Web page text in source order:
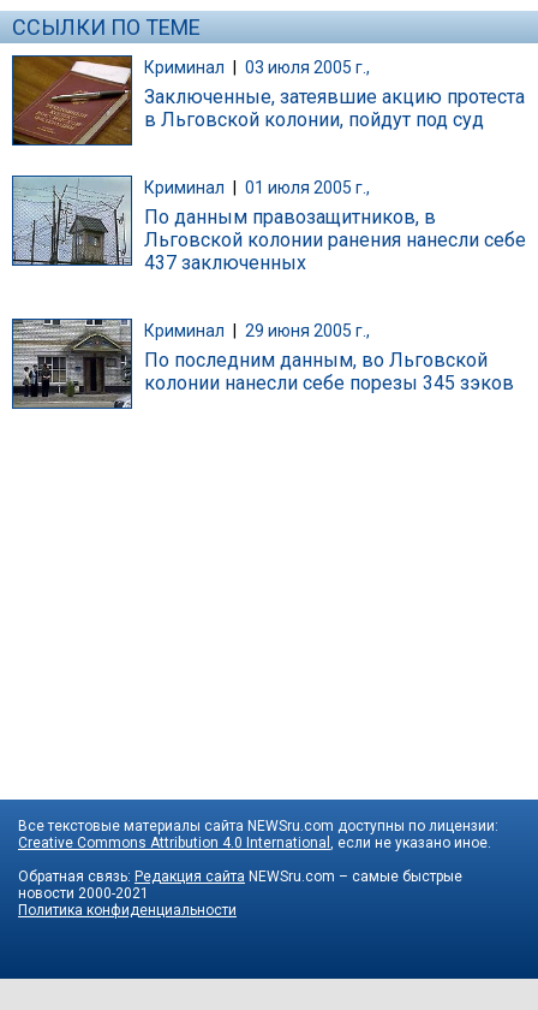
ССЫЛКИ ПО ТЕМЕ
Криминал | 03 июля 2005 г.,
Заключенные, затеявшие акцию протеста
в Льговской колонии, пойдут под суд
Криминал 01 июля 2005 г.,
По данным правозащитников, в
Льговской колонии ранения нанесли себе
437 заключенных
Криминал 29 июня 2005 г.,
По последним данным, во Льговской
колонии нанесли себе порезы 345 зэков
Все текстовые материалы сайта NEWSru.com доступны по лицензии:
Creative Commons Attribution 4.0 International , если не указано иное.
Обратная связь: Редакция сайта NEWSru.com – самые быстрые
новости 2000-2021
Политика конфиденциальности